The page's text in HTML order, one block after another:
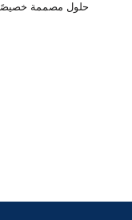
حلول مصممة